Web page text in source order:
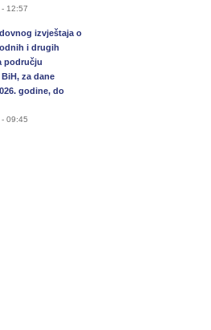
12:57
izvještaja o
i drugih
području
za dane
godine, do
09:45